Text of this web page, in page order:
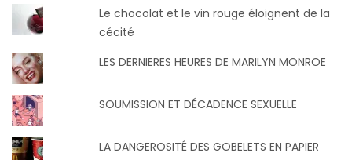
Le chocolat et le vin rouge éloignent de la
cécité
LES DERNIERES HEURES DE MARILYN MONROE
SOUMISSION ET DÉCADENCE SEXUELLE
LA DANGEROSITÉ DES GOBELETS EN PAPIER